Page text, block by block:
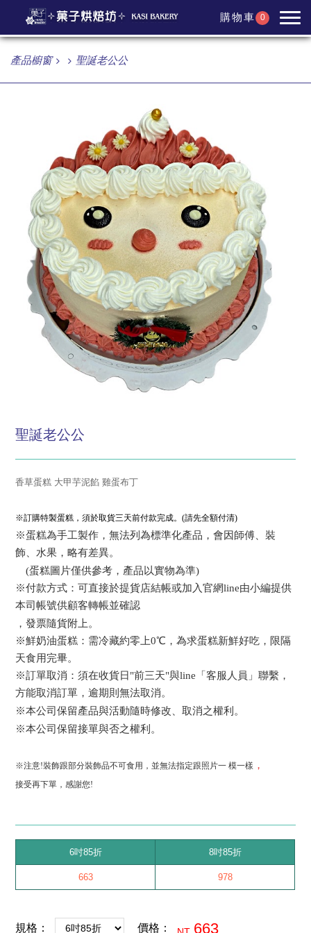
購物車 0
產品櫥窗 聖誕老公公
聖誕老公公
香草蛋糕 大甲芋泥餡 雞蛋布丁
※訂購特製蛋糕，須於取貨三天前付款完成。(請先全額付清)
※蛋糕為手工製作，無法列為標準化產品，會因師傅、裝
飾、水果，略有差異。
(蛋糕圖片僅供參考，產品以實物為準)
※付款方式：可直接於提貨店結帳或加入官網line由小編提供
本司帳號供顧客轉帳並確認
，發票隨貨附上 。
※鮮奶油蛋糕：需冷藏約零上0℃，為求蛋糕新鮮好吃，限隔
天食用完畢。
※訂單取消：須在收貨日"前三天"與line「客服人員」聯繫，
方能取消訂單，逾期則無法取消。
※本公司保留產品與活動隨時修改、取消之權利。
※本公司保留接單與否之權利。
※注意!裝飾跟部分裝飾品不可食用，並無法指定跟照片一 模一樣 ，
接受再下單，感謝您!
6吋85折 8吋85折
663 978
規格： 價格： 663